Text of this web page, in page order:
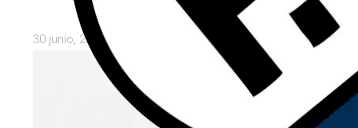
30 junio, 2026